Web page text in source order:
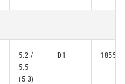
5.2 /
5.5
(5.3)
D1 18559